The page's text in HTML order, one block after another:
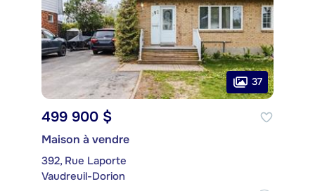
37
499 900 $
Maison à vendre
392, Rue Laporte
Vaudreuil-Dorion